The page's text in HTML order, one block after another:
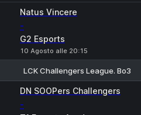
Natus Vincere
-
G2 Esports
10 Agosto alle 20:15
LCK Challengers League. Bo3
DN SOOPers Challengers
-